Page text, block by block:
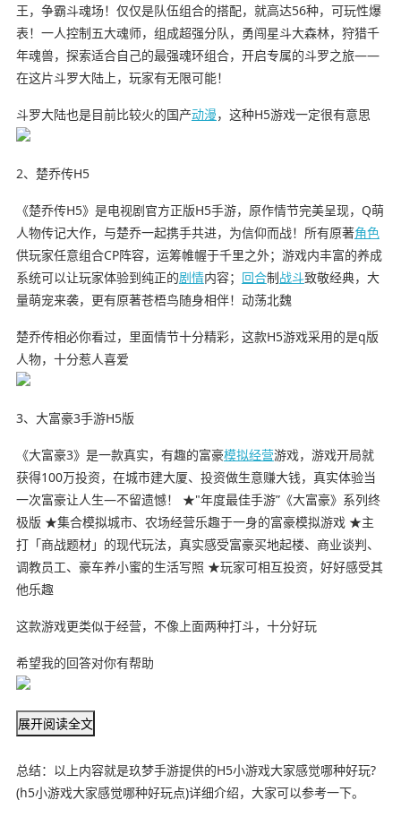
王，争霸斗魂场！仅仅是队伍组合的搭配，就高达56种，可玩性爆
表！一人控制五大魂师，组成超强分队，勇闯星斗大森林，狩猎千
年魂兽，探索适合自己的最强魂环组合，开启专属的斗罗之旅——
在这片斗罗大陆上，玩家有无限可能！
斗罗大陆也是目前比较火的国产动漫，这种H5游戏一定很有意思
2、楚乔传H5
《楚乔传H5》是电视剧官方正版H5手游，原作情节完美呈现，Q萌
人物传记大作，与楚乔一起携手共进，为信仰而战！所有原著角色
供玩家任意组合CP阵容，运筹帷幄于千里之外；游戏内丰富的养成
系统可以让玩家体验到纯正的剧情内容； 回合制战斗致敬经典，大
量萌宠来袭，更有原著苍梧鸟随身相伴！动荡北魏
楚乔传相必你看过，里面情节十分精彩，这款H5游戏采用的是q版
人物，十分惹人喜爱
3、大富豪3手游H5版
《大富豪3》是一款真实，有趣的富豪模拟经营游戏，游戏开局就
获得100万投资，在城市建大厦、投资做生意赚大钱，真实体验当
一次富豪让人生—不留遗憾！ ★"年度最佳手游”《大富豪》系列终
极版 ★集合模拟城市、农场经营乐趣于一身的富豪模拟游戏 ★主
打「商战题材」的现代玩法，真实感受富豪买地起楼、商业谈判、
调教员工、豪车养小蜜的生活写照 ★玩家可相互投资，好好感受其
他乐趣
这款游戏更类似于经营，不像上面两种打斗，十分好玩
希望我的回答对你有帮助
展开阅读全文
总结：以上内容就是玖梦手游提供的H5小游戏大家感觉哪种好玩?
(h5小游戏大家感觉哪种好玩点)详细介绍，大家可以参考一下。